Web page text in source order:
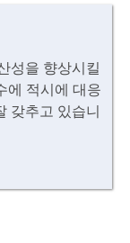
성을 향상시킬
에 적시에 대응
갖추고 있습니